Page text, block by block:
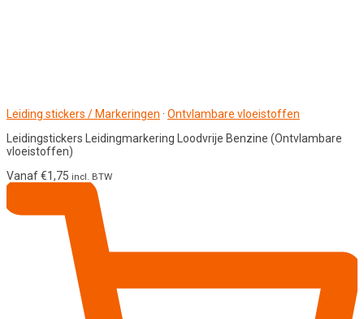
Leiding stickers / Markeringen · Ontvlambare vloeistoffen
Leidingstickers Leidingmarkering Loodvrije Benzine (Ontvlambare
vloeistoffen)
Vanaf€1,75 incl. BTW